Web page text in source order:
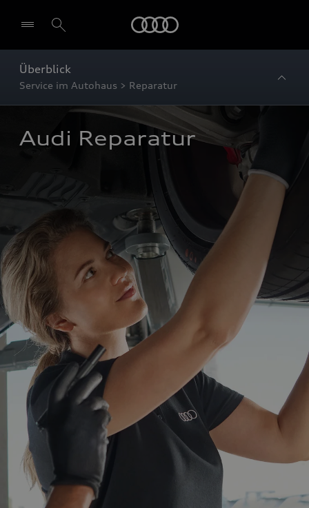
Überblick
Service im Autohaus > Reparatur
Audi Reparatur